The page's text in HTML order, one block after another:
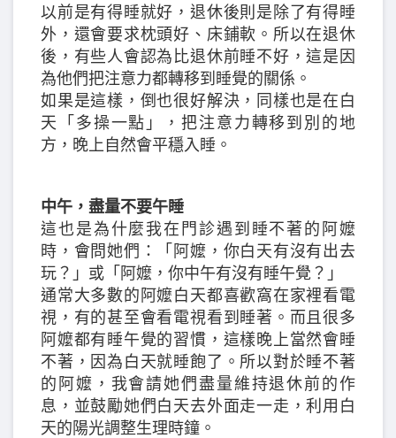
以前是有得睡就好，退休後則是除了有得睡
外，還會要求枕頭好、床鋪軟。所以在退休
後，有些人會認為比退休前睡不好，這是因
為他們把注意力都轉移到睡覺的關係。
如果是這樣，倒也很好解決，同樣也是在白
天「多操一點」，把注意力轉移到別的地
方，晚上自然會平穩入睡。
中午，盡量不要午睡
這也是為什麼我在門診遇到睡不著的阿嬤
時，會問她們：「阿嬤，你白天有沒有出去
玩？」或「阿嬤，你中午有沒有睡午覺？」
通常大多數的阿嬤白天都喜歡窩在家裡看電
視，有的甚至會看電視看到睡著。而且很多
阿嬤都有睡午覺的習慣，這樣晚上當然會睡
不著，因為白天就睡飽了。所以對於睡不著
的阿嬤，我會請她們盡量維持退休前的作
息，並鼓勵她們白天去外面走一走，利用白
天的陽光調整生理時鐘。